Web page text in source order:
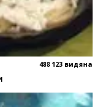
488 123 видяна